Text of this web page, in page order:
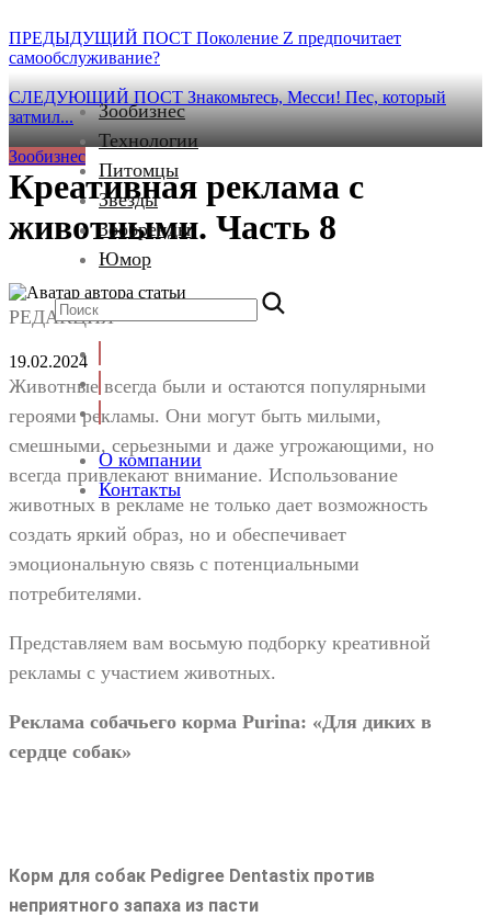
Зообизнес
Технологии
Питомцы
Звезды
Зообренды
Юмор
О компании
Контакты
ПРЕДЫДУЩИЙ ПОСТ Поколение Z предпочитает
самообслуживание?
СЛЕДУЮЩИЙ ПОСТ Знакомьтесь, Месси! Пес, который
затмил...
Зообизнес
Креативная реклама с
животными. Часть 8
РЕДАКЦИЯ
19.02.2024
Животные всегда были и остаются популярными
героями рекламы. Они могут быть милыми,
смешными, серьезными и даже угрожающими, но
всегда привлекают внимание. Использование
животных в рекламе не только дает возможность
создать яркий образ, но и обеспечивает
эмоциональную связь с потенциальными
потребителями.
Представляем вам восьмую подборку креативной
рекламы с участием животных.
Реклама собачьего корма Purina: «Для диких в
сердце собак»
Корм для собак Pedigree Dentastix против
неприятного запаха из пасти